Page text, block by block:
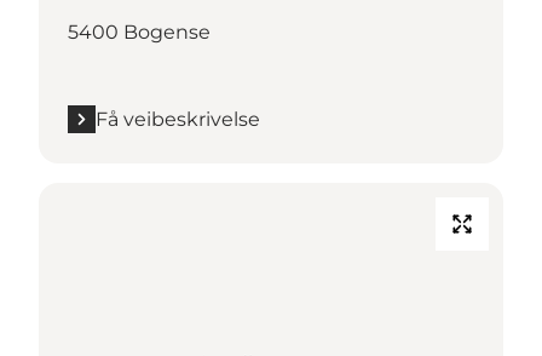
5400 Bogense
Få veibeskrivelse